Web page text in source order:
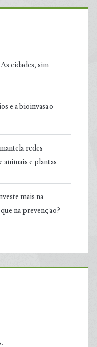
cidades, sim
e a bioinvasão
redes
e plantas
mais na
na prevenção?